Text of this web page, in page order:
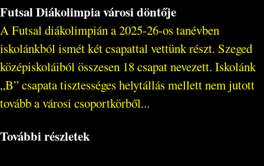
Futsal Diákolimpia városi döntője
A Futsal diákolimpián a 2025-26-os tanévben
iskolánkból ismét két csapattal vettünk részt. Szeged
középiskoláiból összesen 18 csapat nevezett. Iskolánk
„B” csapata tisztességes helytállás mellett nem jutott
tovább a városi csoportkörből...
További részletek